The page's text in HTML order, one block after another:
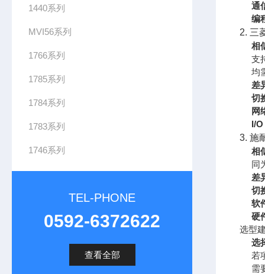
1440系列
MVI56系列
1766系列
1785系列
1784系列
1783系列
1746系列
TEL-PHONE
0592-6372622
查看全部
通
编
2. 三
相
支
均
差
切
网
I/
3. 施
相
同
差
切
软
硬
选型
选
若
需